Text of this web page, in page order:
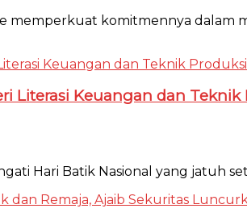
memperkuat komitmennya dalam
Literasi Keuangan dan
Hari Batik Nasional yang jatuh